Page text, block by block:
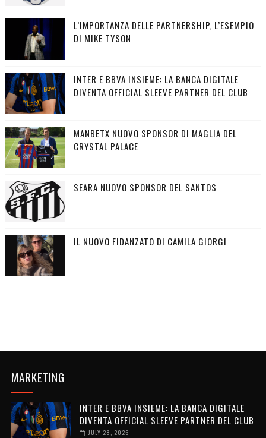
L’IMPORTANZA DELLE PARTNERSHIP, L’ESEMPIO
DI MIKE TYSON
INTER E BBVA INSIEME: LA BANCA DIGITALE
DIVENTA OFFICIAL SLEEVE PARTNER DEL CLUB
MANBETX NUOVO SPONSOR DI MAGLIA DEL
CRYSTAL PALACE
SEARA NUOVO SPONSOR DEL SANTOS
IL NUOVO FIDANZATO DI CAMILA GIORGI
MARKETING
INTER E BBVA INSIEME: LA BANCA DIGITALE
DIVENTA OFFICIAL SLEEVE PARTNER DEL CLUB
JULY 28, 2026